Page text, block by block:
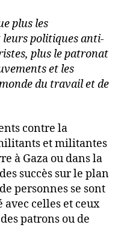
plus les
politiques anti-
plus le patronat
et les
du travail et de
contre la
et militantes
à Gaza ou dans la
succès sur le plan
personnes se sont
celles et ceux
patrons ou de